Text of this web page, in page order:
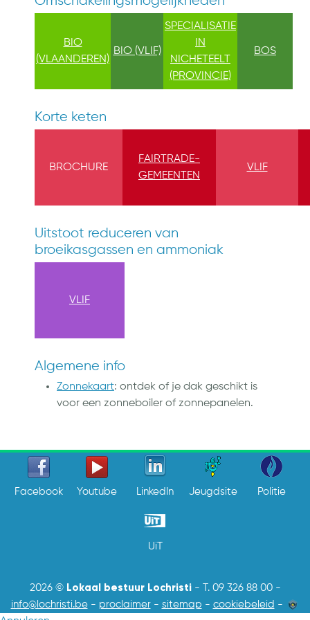
BIO
(VLAANDEREN)
BIO (VLIF)
SPECIALISATIE
IN
NICHETEELT
(PROVINCIE)
BOS
Korte keten
BROCHURE
FAIRTRADE-
GEMEENTEN
VLIF
Uitstoot reduceren van
broeikasgassen en ammoniak
VLIF
Algemene info
Zonnekaart: ontdek of je dak geschikt is
voor een zonneboiler of zonnepanelen.
Facebook Youtube LinkedIn Jeugdsite Politie
UiT
2026 © Lokaal bestuur Lochristi - T. 09 326 88 00-
info@lochristi.be- proclaimer- sitemap - cookiebeleid -